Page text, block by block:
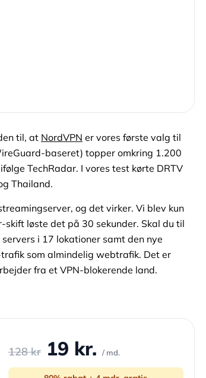
til, at NordVPN er vores første valg til
baseret) topper omkring 1.200
TechRadar. I vores test kørte DRTV
Thailand.
og det virker. Vi blev kun
løste det på 30 sekunder. Skal du til
i 17 lokationer samt den nye
som almindelig webtrafik. Det er
fra et VPN-blokerende land.
128 kr19 kr. / md.